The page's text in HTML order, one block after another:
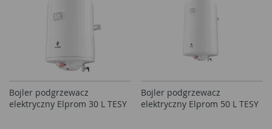
Bojler podgrzewacz
elektryczny Elprom 30 L TESY
Bojler podgrzewacz
elektryczny Elprom 50 L TESY